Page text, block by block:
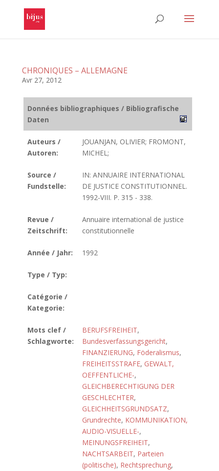
CHRONIQUES – ALLEMAGNE
Avr 27, 2012
Données bibliographiques / Bibliografische
Daten
Auteurs /
Autoren:
JOUANJAN, OLIVIER; FROMONT,
MICHEL;
Source /
Fundstelle:
IN: ANNUAIRE INTERNATIONAL
DE JUSTICE CONSTITUTIONNEL.
1992-VIII. P. 315 - 338.
Revue /
Zeitschrift:
Annuaire international de justice
constitutionnelle
Année / Jahr: 1992
Type / Typ:
Catégorie /
Kategorie:
Mots clef /
Schlagworte:
BERUFSFREIHEIT,
Bundesverfassungsgericht,
FINANZIERUNG, Föderalismus,
FREIHEITSSTRAFE, GEWALT,
OEFFENTLICHE-,
GLEICHBERECHTIGUNG DER
GESCHLECHTER,
GLEICHHEITSGRUNDSATZ,
Grundrechte, KOMMUNIKATION,
AUDIO-VISUELLE-,
MEINUNGSFREIHEIT,
NACHTSARBEIT, Parteien
(politische), Rechtsprechung,